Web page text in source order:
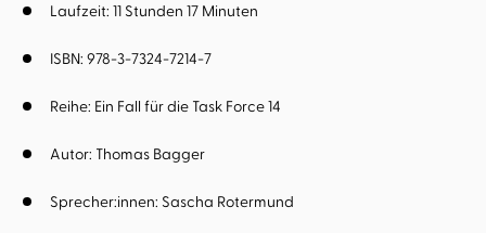
Laufzeit: 11 Stunden 17 Minuten
ISBN: 978-3-7324-7214-7
Reihe: Ein Fall für die Task Force 14
Autor: Thomas Bagger
Sprecher:innen: Sascha Rotermund